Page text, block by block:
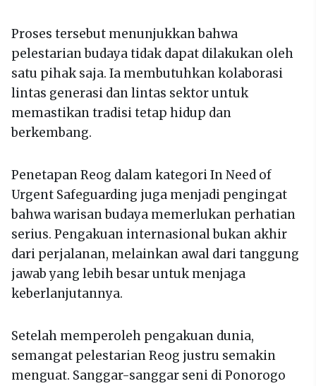
Proses tersebut menunjukkan bahwa
pelestarian budaya tidak dapat dilakukan oleh
satu pihak saja. Ia membutuhkan kolaborasi
lintas generasi dan lintas sektor untuk
memastikan tradisi tetap hidup dan
berkembang.
Penetapan Reog dalam kategori In Need of
Urgent Safeguarding juga menjadi pengingat
bahwa warisan budaya memerlukan perhatian
serius. Pengakuan internasional bukan akhir
dari perjalanan, melainkan awal dari tanggung
jawab yang lebih besar untuk menjaga
keberlanjutannya.
Setelah memperoleh pengakuan dunia,
semangat pelestarian Reog justru semakin
menguat. Sanggar-sanggar seni di Ponorogo